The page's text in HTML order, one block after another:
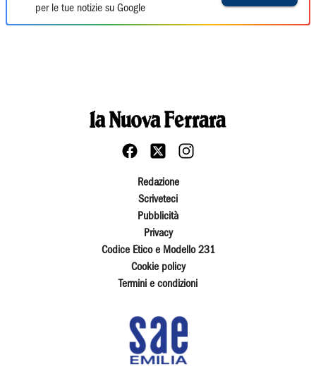
per le tue notizie su Google
Redazione
Scriveteci
Pubblicità
Privacy
Codice Etico e Modello 231
Cookie policy
Termini e condizioni